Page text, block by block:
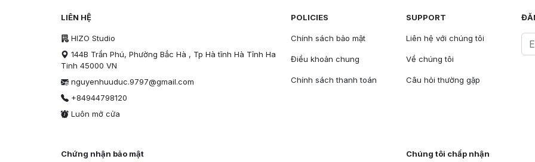
LIÊN HỆ
HIZO Studio
144B Trần Phú, Phường Bắc Hà , Tp Hà tĩnh Hà Tĩnh Ha
Tinh 45000 VN
nguyenhuuduc.9797@gmail.com
+84944798120
Luôn mở cửa
POLICIES
Chính sách bảo mật
Điều khoản chung
Chính sách thanh toán
SUPPORT
Liên hệ với chúng tôi
Về chúng tôi
Câu hỏi thường gặp
Chứng nhận bảo mật Chúng tôi chấp nhận